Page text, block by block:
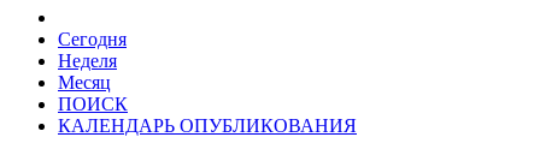
Сегодня
Неделя
Месяц
ПОИСК
КАЛЕНДАРЬ ОПУБЛИКОВАНИЯ